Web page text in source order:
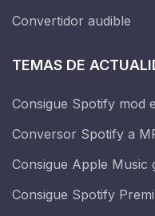
Convertidor audible
TEMAS DE
Consigue Spotify mod
Conversor Spotify a
Consigue Apple Music
Consigue Spotify